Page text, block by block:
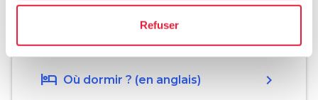
Refuser
Planifier
hotel Où dormir ? (en anglais) chevron_right